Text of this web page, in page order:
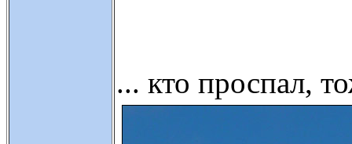
... кто проспал,